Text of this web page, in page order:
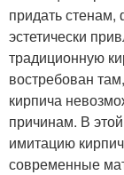
придать
эстетически
традиционную
востребован
кирпича
причинам. В
имитацию
современные